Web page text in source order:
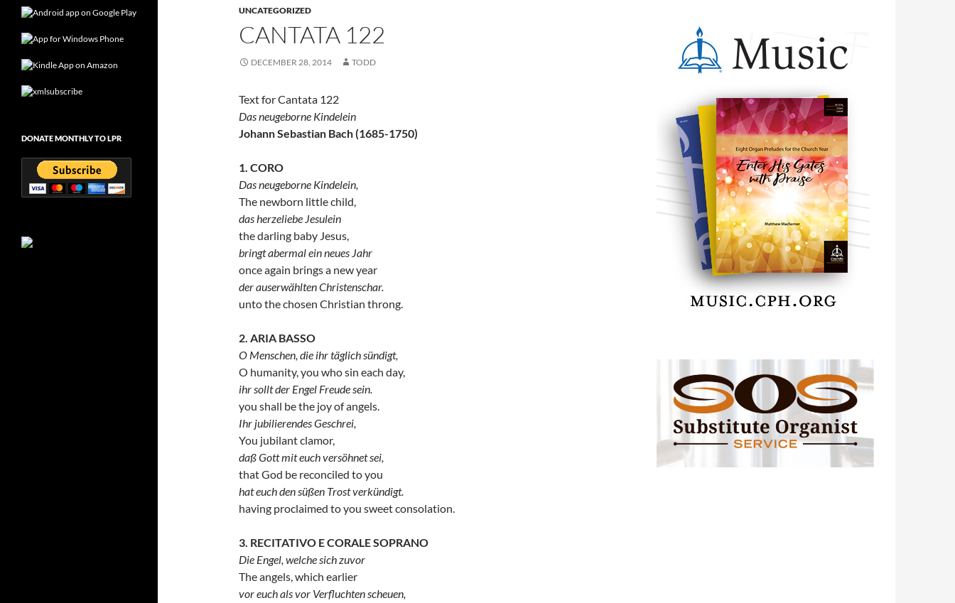
UNCATEGORIZED
CANTATA 122
DECEMBER 28, 2014 TODD
Text for Cantata 122
Das neugeborne Kindelein
Johann Sebastian Bach (1685-1750)
1. CORO
Das neugeborne Kindelein,
The newborn little child,
das herzeliebe Jesulein
the darling baby Jesus,
bringt abermal ein neues Jahr
once again brings a new year
der auserwählten Christenschar.
unto the chosen Christian throng.
2. ARIA BASSO
O Menschen, die ihr täglich sündigt,
O humanity, you who sin each day,
ihr sollt der Engel Freude sein.
you shall be the joy of angels.
Ihr jubilierendes Geschrei,
You jubilant clamor,
daß Gott mit euch versöhnet sei,
that God be reconciled to you
hat euch den süßen Trost verkündigt.
having proclaimed to you sweet consolation.
3. RECITATIVO E CORALE SOPRANO
Die Engel, welche sich zuvor
The angels, which earlier
vor euch als vor Verfluchten scheuen,
DONATE MONTHLY TO LPR